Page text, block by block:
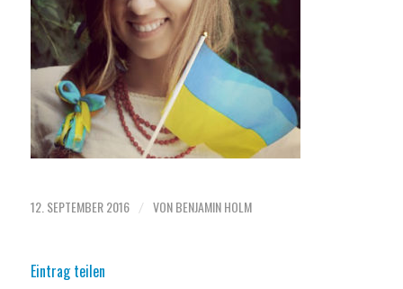
12. SEPTEMBER 2016 / VONBENJAMIN HOLM
Eintrag teilen